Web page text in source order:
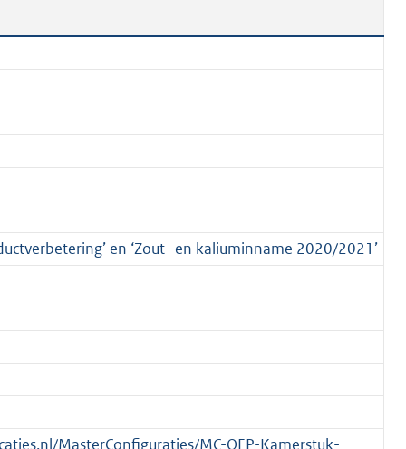
en ‘Zout- en kaliuminname 2020/2021’
MasterConfiguraties/MC-OEP-Kamerstuk-